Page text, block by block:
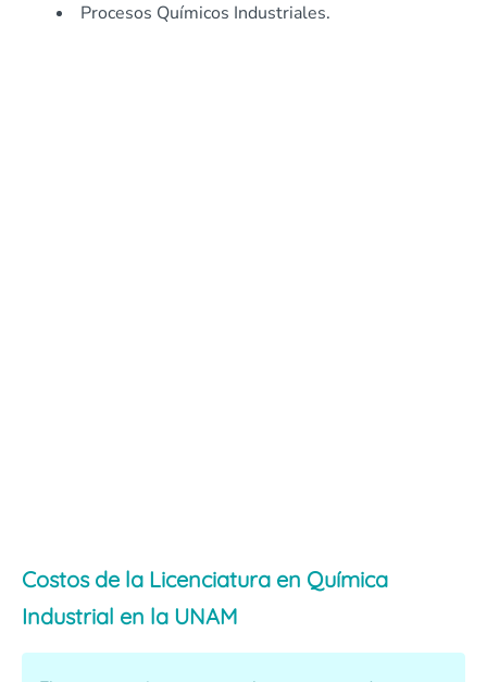
Procesos Químicos Industriales.
Costos de la Licenciatura en Química
Industrial en la UNAM